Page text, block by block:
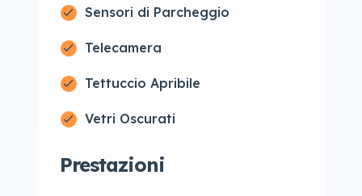
Sensori di Parcheggio
Telecamera
Tettuccio Apribile
Vetri Oscurati
Prestazioni